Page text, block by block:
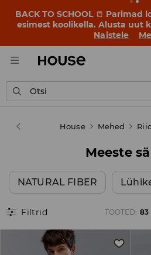
OMG, kui odav! Lase end
kampaanias VIIMANE
Naistele
Otsi
House Mehed
Meeste
NATURAL FIBER
Filtrid TOOTED: 83